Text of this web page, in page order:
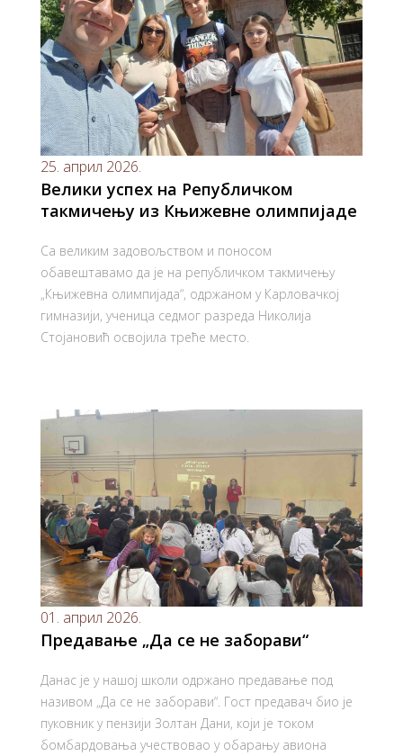
25. април 2026.
Велики успех на Републичком
такмичењу из Књижевне олимпијаде
Са великим задовољством и поносом
обавештавамо да је на републичком такмичењу
„Књижевна олимпијада“, одржаном у Карловачкој
гимназији, ученица седмог разреда Николија
Стојановић освојила треће место.
01. април 2026.
Предавање „Да се не заборави“
Данас је у нашој школи одржано предавање под
називом „Да се не заборави“. Гост предавач био је
пуковник у пензији Золтан Дани, који је током
бомбардовања учествовао у обарању авиона